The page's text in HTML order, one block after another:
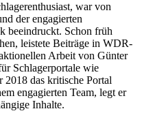
war von
der engagierten
beeindruckt. Schon früh
leistete Beiträge in WDR-
Arbeit von Günter
Schlagerportale wie
2018 das kritische Portal
engagierten Team, legt er
Inhalte.